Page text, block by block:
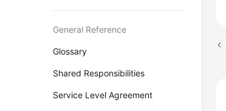
General Reference
Glossary
Shared Responsibilities
Service Level Agreement